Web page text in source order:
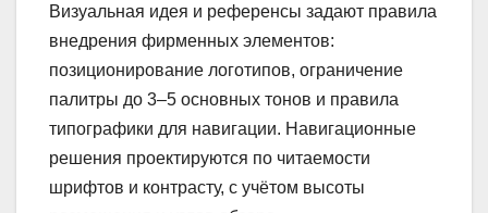
Визуальная идея и референсы задают правила
внедрения фирменных элементов:
позиционирование логотипов, ограничение
палитры до 3–5 основных тонов и правила
типографики для навигации. Навигационные
решения проектируются по читаемости
шрифтов и контрасту, с учётом высоты